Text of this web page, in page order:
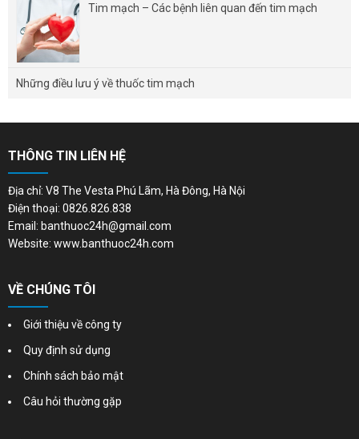
Tim mạch – Các bệnh liên quan đến tim mạch
Những điều lưu ý về thuốc tim mạch
THÔNG TIN LIÊN HỆ
Địa chỉ: V8 The Vesta Phú Lãm, Hà Đông, Hà Nội
Điện thoại: 0826.826.838
Email: banthuoc24h@gmail.com
Website: www.banthuoc24h.com
VỀ CHÚNG TÔI
Giới thiệu về công ty
Quy định sử dụng
Chính sách bảo mật
Câu hỏi thường gặp